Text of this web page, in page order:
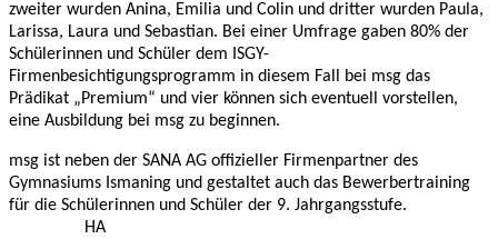
zweiter wurden Anina, Emilia und Colin und dritter wurden Paula,
Larissa, Laura und Sebastian. Bei einer Umfrage gaben 80% der
Schülerinnen und Schüler dem ISGY-
Firmenbesichtigungsprogramm in diesem Fall bei msg das
Prädikat „Premium“ und vier können sich eventuell vorstellen,
eine Ausbildung bei msg zu beginnen.
msg ist neben der SANA AG offizieller Firmenpartner des
Gymnasiums Ismaning und gestaltet auch das Bewerbertraining
für die Schülerinnen und Schüler der 9. Jahrgangsstufe.
HA